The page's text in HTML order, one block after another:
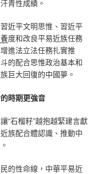
青性成績。
近平文明思惟、習近平
度和改良平易近族任務
進法立法任務扎實推
的配合思惟政治基本和
巨大回復的中國夢。
時期更強音
石榴籽”越抱越緊建言獻
族配合體認識、推動中
的性命線，中華平易近